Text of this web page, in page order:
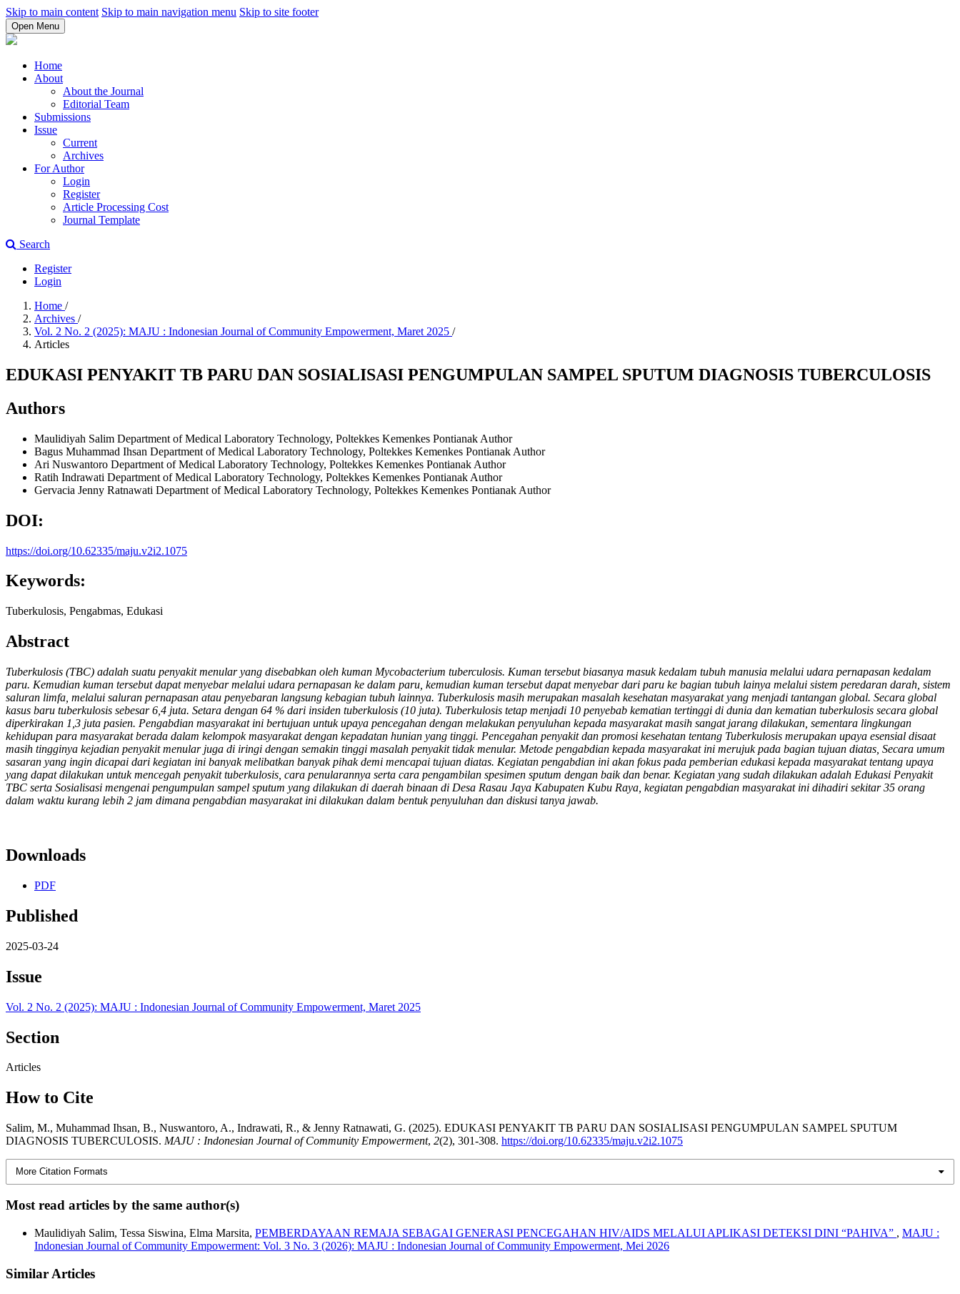
Skip to main content Skip to main navigation menu Skip to site footer
Open Menu
Home
About
About the Journal
Editorial Team
Submissions
Issue
Current
Archives
For Author
Login
Register
Article Processing Cost
Journal Template
Search
Register
Login
Home /
Archives /
Vol. 2 No. 2 (2025): MAJU : Indonesian Journal of Community Empowerment, Maret 2025 /
Articles
EDUKASI PENYAKIT TB PARU DAN SOSIALISASI PENGUMPULAN SAMPEL SPUTUM DIAGNOSIS TUBERCULOSIS
Authors
Maulidiyah Salim Department of Medical Laboratory Technology, Poltekkes Kemenkes Pontianak Author
Bagus Muhammad Ihsan Department of Medical Laboratory Technology, Poltekkes Kemenkes Pontianak Author
Ari Nuswantoro Department of Medical Laboratory Technology, Poltekkes Kemenkes Pontianak Author
Ratih Indrawati Department of Medical Laboratory Technology, Poltekkes Kemenkes Pontianak Author
Gervacia Jenny Ratnawati Department of Medical Laboratory Technology, Poltekkes Kemenkes Pontianak Author
DOI:
https://doi.org/10.62335/maju.v2i2.1075
Keywords:
Tuberkulosis, Pengabmas, Edukasi
Abstract
Tuberkulosis (TBC) adalah suatu penyakit menular yang disebabkan oleh kuman Mycobacterium tuberculosis. Kuman tersebut biasanya masuk kedalam tubuh manusia melalui udara pernapasan kedalam
paru. Kemudian kuman tersebut dapat menyebar melalui udara pernapasan ke dalam paru, kemudian kuman tersebut dapat menyebar dari paru ke bagian tubuh lainya melalui sistem peredaran darah, sistem
saluran limfa, melalui saluran pernapasan atau penyebaran langsung kebagian tubuh lainnya. Tuberkulosis masih merupakan masalah kesehatan masyarakat yang menjadi tantangan global. Secara global
kasus baru tuberkulosis sebesar 6,4 juta. Setara dengan 64 % dari insiden tuberkulosis (10 juta). Tuberkulosis tetap menjadi 10 penyebab kematian tertinggi di dunia dan kematian tuberkulosis secara global
diperkirakan 1,3 juta pasien. Pengabdian masyarakat ini bertujuan untuk upaya pencegahan dengan melakukan penyuluhan kepada masyarakat masih sangat jarang dilakukan, sementara lingkungan
kehidupan para masyarakat berada dalam kelompok masyarakat dengan kepadatan hunian yang tinggi. Pencegahan penyakit dan promosi kesehatan tentang Tuberkulosis merupakan upaya esensial disaat
masih tingginya kejadian penyakit menular juga di iringi dengan semakin tinggi masalah penyakit tidak menular. Metode pengabdian kepada masyarakat ini merujuk pada bagian tujuan diatas, Secara umum
sasaran yang ingin dicapai dari kegiatan ini banyak melibatkan banyak pihak demi mencapai tujuan diatas. Kegiatan pengabdian ini akan fokus pada pemberian edukasi kepada masyarakat tentang upaya
yang dapat dilakukan untuk mencegah penyakit tuberkulosis, cara penularannya serta cara pengambilan spesimen sputum dengan baik dan benar. Kegiatan yang sudah dilakukan adalah Edukasi Penyakit
TBC serta Sosialisasi mengenai pengumpulan sampel sputum yang dilakukan di daerah binaan di Desa Rasau Jaya Kabupaten Kubu Raya, kegiatan pengabdian masyarakat ini dihadiri sekitar 35 orang
dalam waktu kurang lebih 2 jam dimana pengabdian masyarakat ini dilakukan dalam bentuk penyuluhan dan diskusi tanya jawab.
Downloads
PDF
Published
2025-03-24
Issue
Vol. 2 No. 2 (2025): MAJU : Indonesian Journal of Community Empowerment, Maret 2025
Section
Articles
How to Cite
Salim, M., Muhammad Ihsan, B., Nuswantoro, A., Indrawati, R., & Jenny Ratnawati, G. (2025). EDUKASI PENYAKIT TB PARU DAN SOSIALISASI PENGUMPULAN SAMPEL SPUTUM
DIAGNOSIS TUBERCULOSIS. MAJU : Indonesian Journal of Community Empowerment, 2(2), 301-308. https://doi.org/10.62335/maju.v2i2.1075
More Citation Formats
Most read articles by the same author(s)
Maulidiyah Salim, Tessa Siswina, Elma Marsita, PEMBERDAYAAN REMAJA SEBAGAI GENERASI PENCEGAHAN HIV/AIDS MELALUI APLIKASI DETEKSI DINI “PAHIVA” , MAJU :
Indonesian Journal of Community Empowerment: Vol. 3 No. 3 (2026): MAJU : Indonesian Journal of Community Empowerment, Mei 2026
Similar Articles